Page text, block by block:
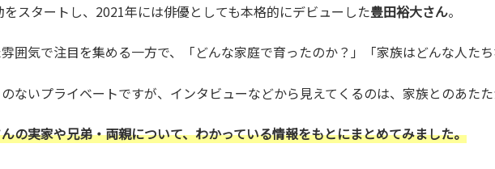
スタートし、2021年には俳優としても本格的にデビューした豊田裕大さん。
囲気で注目を集める一方で、「どんな家庭で育ったのか？」「家族はどんな人た
ないプライベートですが、インタビューなどから見えてくるのは、家族とのあたた
の実家や兄弟・両親について、わかっている情報をもとにまとめてみました。